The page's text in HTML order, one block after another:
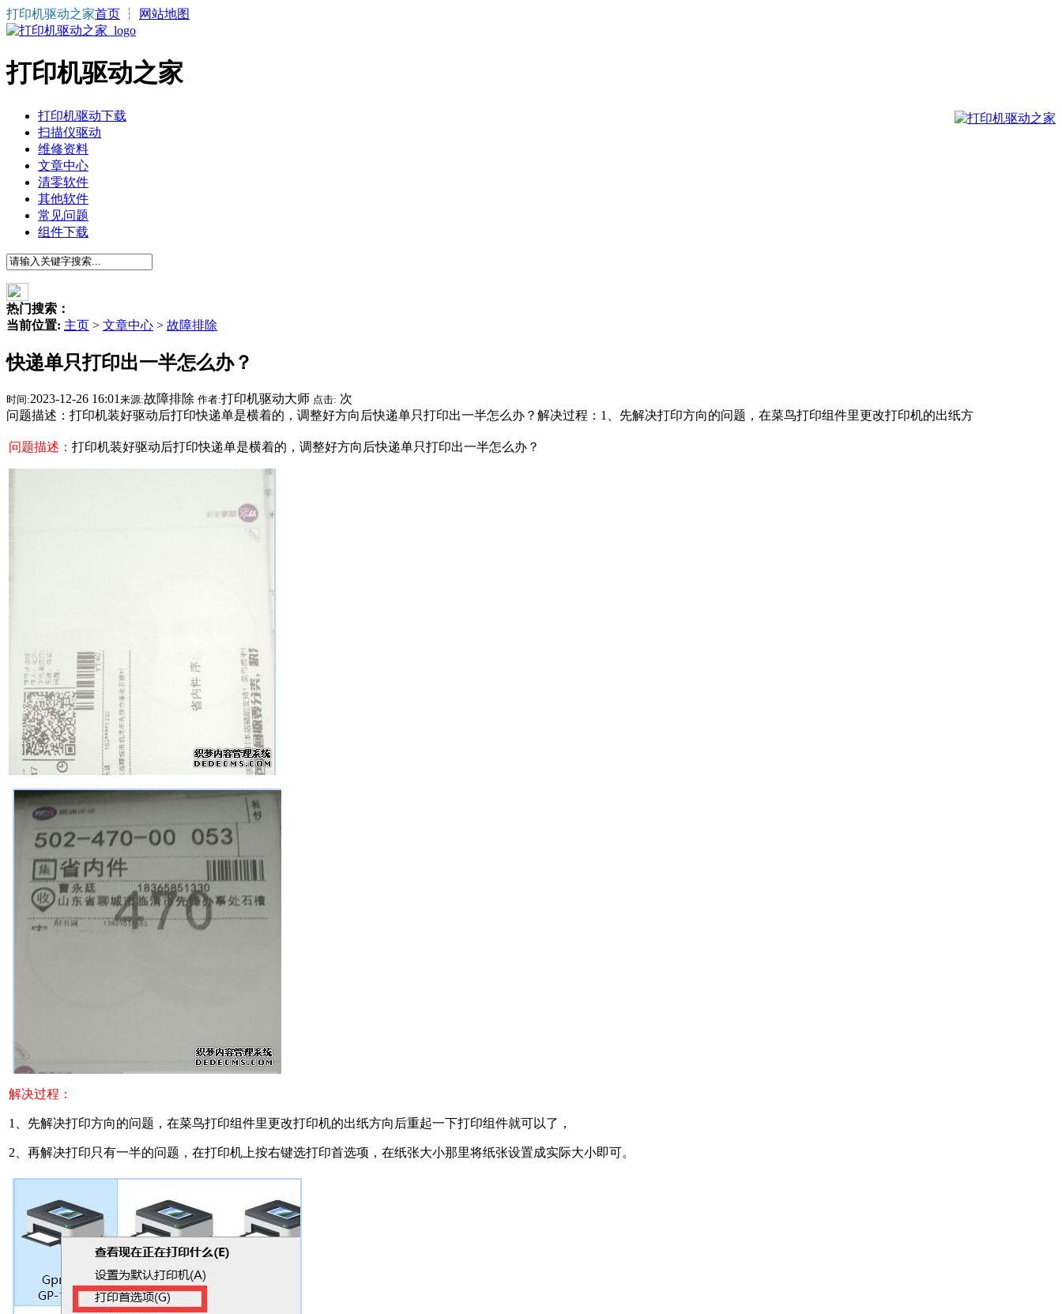
打印机驱动之家首页 ┆ 网站地图
打印机驱动之家
打印机驱动下载
扫描仪驱动
维修资料
文章中心
清零软件
其他软件
常见问题
组件下载
热门搜索：
当前位置: 主页 > 文章中心 > 故障排除
快递单只打印出一半怎么办？
时间:2023-12-26 16:01 来源:故障排除 作者:打印机驱动大师 点击: 次
问题描述：打印机装好驱动后打印快递单是横着的，调整好方向后快递单只打印出一半怎么办？解决过程：1、先解决打印方向的问题，在菜鸟打印组件里更改打印机的出纸方
问题描述： 打印机装好驱动后打印快递单是横着的，调整好方向后快递单只打印出一半怎么办？
解决过程：
1、先解决打印方向的问题，在菜鸟打印组件里更改打印机的出纸方向后重起一下打印组件就可以了，
2、再解决打印只有一半的问题，在打印机上按右键选打印首选项，在纸张大小那里将纸张设置成实际大小即可。